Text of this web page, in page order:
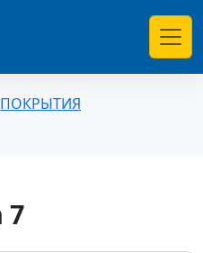
ПОКРЫТИЯ
7